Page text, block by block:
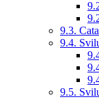
9.3.
9.4.
9.5.